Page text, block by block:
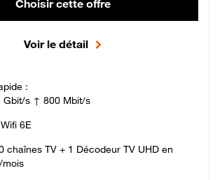
Choisir cette offre
Voir le détail
:
Gbit/s ↑ 800 Mbit/s
6E
chaînes TV + 1 Décodeur TV UHD en
mois